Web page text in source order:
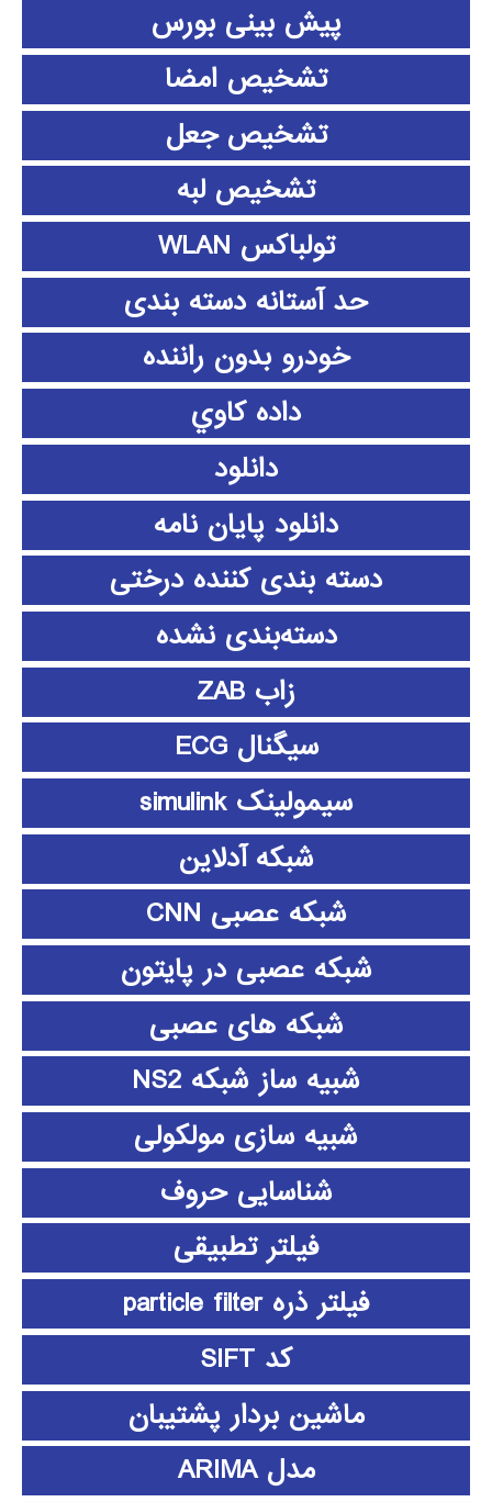
پیش بینی بورس
تشخیص امضا
تشخیص جعل
تشخیص لبه
تولباکس WLAN
حد آستانه دسته بندی
خودرو بدون راننده
داده كاوي
دانلود
دانلود پايان نامه
دسته بندی کننده درختی
دسته‌بندی نشده
زاب ZAB
سیگنال ECG
سیمولینک simulink
شبکه آدلاین
شبکه عصبی CNN
شبکه عصبی در پایتون
شبکه های عصبی
شبیه ساز شبکه NS2
شبیه سازی مولکولی
شناسایی حروف
فیلتر تطبیقی
فیلتر ذره particle filter
کد SIFT
ماشین بردار پشتیبان
مدل ARIMA